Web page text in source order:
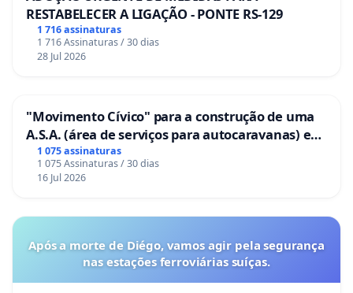
RESTABELECER A LIGAÇÃO - PONTE RS-129
1 716 assinaturas
1 716 Assinaturas / 30 dias
28 Jul 2026
"Movimento Cívico" para a construção de uma
A.S.A. (área de serviços para autocaravanas) em
Coimbra
1 075 assinaturas
1 075 Assinaturas / 30 dias
16 Jul 2026
Após a morte de Diégo, vamos agir pela segurança
nas estações ferroviárias suíças.